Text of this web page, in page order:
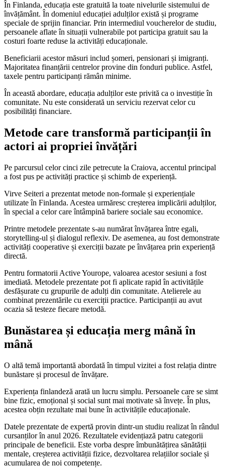
În Finlanda, educația este gratuită la toate nivelurile sistemului de
învățământ. În domeniul educației adulților există și programe
speciale de sprijin financiar. Prin intermediul voucherelor de studiu,
persoanele aflate în situații vulnerabile pot participa gratuit sau la
costuri foarte reduse la activități educaționale.
Beneficiarii acestor măsuri includ șomeri, pensionari și imigranți.
Majoritatea finanțării centrelor provine din fonduri publice. Astfel,
taxele pentru participanți rămân minime.
În această abordare, educația adulților este privită ca o investiție în
comunitate. Nu este considerată un serviciu rezervat celor cu
posibilități financiare.
Metode care transformă participanții în
actori ai propriei învățări
Pe parcursul celor cinci zile petrecute la Craiova, accentul principal
a fost pus pe activități practice și schimb de experiență.
Virve Seiteri a prezentat metode non-formale și experiențiale
utilizate în Finlanda. Acestea urmăresc creșterea implicării adulților,
în special a celor care întâmpină bariere sociale sau economice.
Printre metodele prezentate s-au numărat învățarea între egali,
storytelling-ul și dialogul reflexiv. De asemenea, au fost demonstrate
activități cooperative și exerciții bazate pe învățarea prin experiență
directă.
Pentru formatorii Active Yourope, valoarea acestor sesiuni a fost
imediată. Metodele prezentate pot fi aplicate rapid în activitățile
desfășurate cu grupurile de adulți din comunitate. Atelierele au
combinat prezentările cu exerciții practice. Participanții au avut
ocazia să testeze fiecare metodă.
Bunăstarea și educația merg mână în
mână
O altă temă importantă abordată în timpul vizitei a fost relația dintre
bunăstare și procesul de învățare.
Experiența finlandeză arată un lucru simplu. Persoanele care se simt
bine fizic, emoțional și social sunt mai motivate să învețe. În plus,
acestea obțin rezultate mai bune în activitățile educaționale.
Datele prezentate de expertă provin dintr-un studiu realizat în rândul
cursanților în anul 2026. Rezultatele evidențiază patru categorii
principale de beneficii. Este vorba despre îmbunătățirea sănătății
mentale, creșterea activității fizice, dezvoltarea relațiilor sociale și
acumularea de noi competențe.